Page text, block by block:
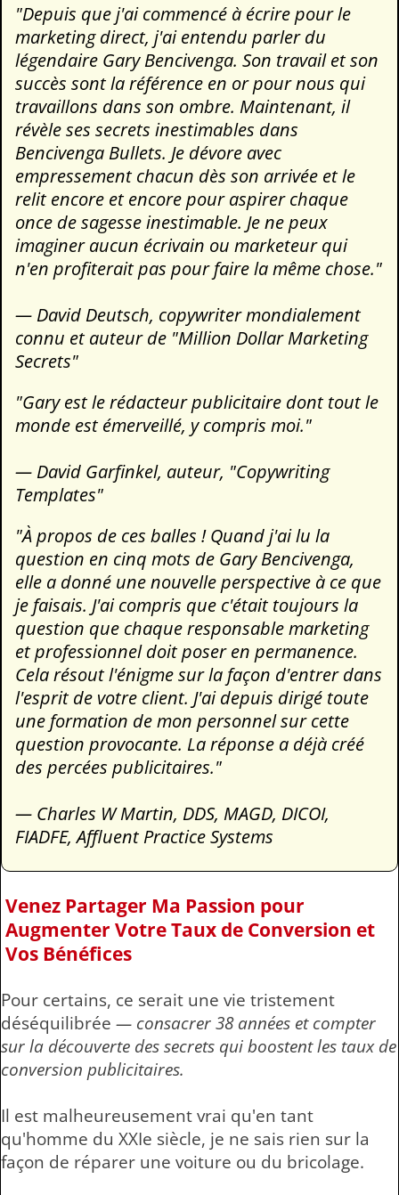
"Depuis que j'ai commencé à écrire pour le
marketing direct, j'ai entendu parler du
légendaire Gary Bencivenga. Son travail et son
succès sont la référence en or pour nous qui
travaillons dans son ombre. Maintenant, il
révèle ses secrets inestimables dans
Bencivenga Bullets. Je dévore avec
empressement chacun dès son arrivée et le
relit encore et encore pour aspirer chaque
once de sagesse inestimable. Je ne peux
imaginer aucun écrivain ou marketeur qui
n'en profiterait pas pour faire la même chose."
— David Deutsch, copywriter mondialement
connu et auteur de "Million Dollar Marketing
Secrets"
"Gary est le rédacteur publicitaire dont tout le
monde est émerveillé, y compris moi."
— David Garfinkel, auteur, "Copywriting
Templates"
"À propos de ces balles ! Quand j'ai lu la
question en cinq mots de Gary Bencivenga,
elle a donné une nouvelle perspective à ce que
je faisais. J'ai compris que c'était toujours la
question que chaque responsable marketing
et professionnel doit poser en permanence.
Cela résout l'énigme sur la façon d'entrer dans
l'esprit de votre client. J'ai depuis dirigé toute
une formation de mon personnel sur cette
question provocante. La réponse a déjà créé
des percées publicitaires."
— Charles W Martin, DDS, MAGD, DICOI,
FIADFE, Affluent Practice Systems
Venez Partager Ma Passion pour
Augmenter Votre Taux de Conversion et
Vos Bénéfices
Pour certains, ce serait une vie tristement
déséquilibrée — consacrer 38 années et compter
sur la découverte des secrets qui boostent les taux de
conversion publicitaires.
Il est malheureusement vrai qu'en tant
qu'homme du XXIe siècle, je ne sais rien sur la
façon de réparer une voiture ou du bricolage.